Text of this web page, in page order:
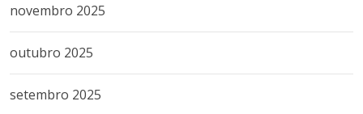
novembro 2025
outubro 2025
setembro 2025